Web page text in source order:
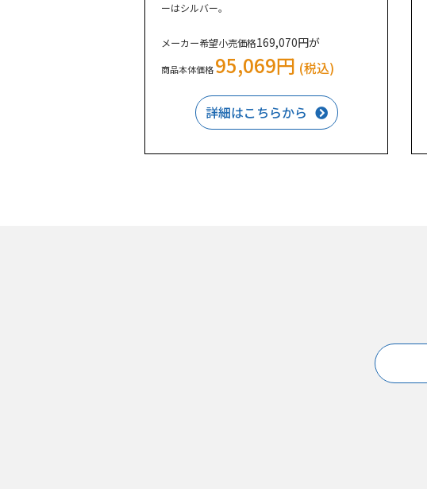
ーはシルバー。
メーカー希望小売価格169,070円が
商品本体価格95,069円 (税込)
詳細はこちらから